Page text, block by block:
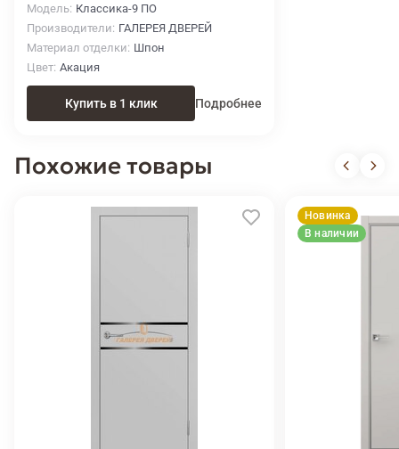
Модель Классика-9 ПО
Производители ГАЛЕРЕЯ ДВЕРЕЙ
Материал отделки Шпон
Цвет Акация
Купить в 1 клик Подробнее
Похожие товары
Новинка
В наличии